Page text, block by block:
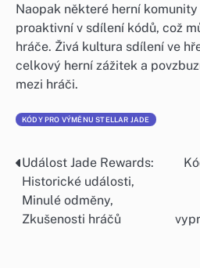
Naopak některé herní
proaktivní v sdílení kódů, což
hráče. Živá kultura sdílení ve
celkový herní zážitek a
mezi hráči.
KÓDY PRO VÝMĚNU STELLAR JADE
Post
navigation
Událost Jade Rewards:
Historické události,
Minulé odměny,
Zkušenosti hráčů